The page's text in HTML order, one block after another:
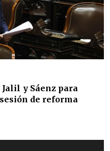
y Sáenz para
de reforma